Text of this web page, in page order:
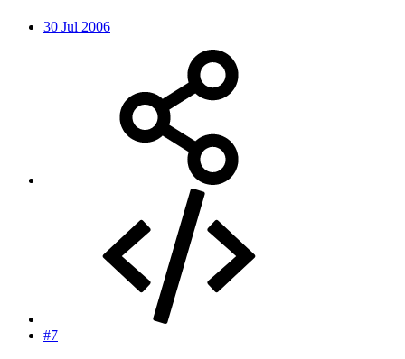
30 Jul 2006
#7